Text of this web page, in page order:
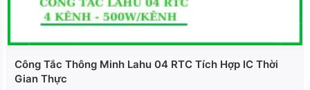
Công Tắc Thông Minh Lahu 04 RTC Tích Hợp IC Thời
Gian Thực